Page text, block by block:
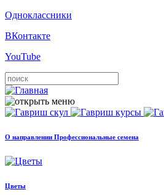
Одноклассники
ВКонтакте
YouTube
О направлении Профессиональные семена
Цветы